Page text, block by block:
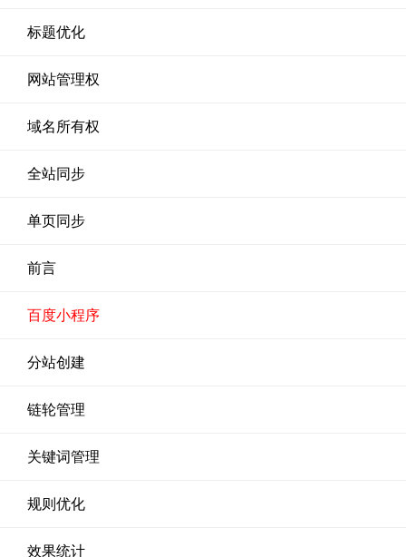
标题优化
网站管理权
域名所有权
全站同步
单页同步
前言
百度小程序
分站创建
链轮管理
关键词管理
规则优化
效果统计